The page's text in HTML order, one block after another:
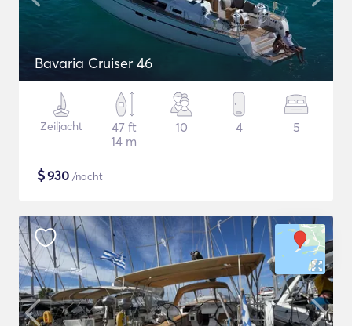
Bavaria Cruiser 46
Zeiljacht
47 ft
14 m
10 4 5
$930 /nacht